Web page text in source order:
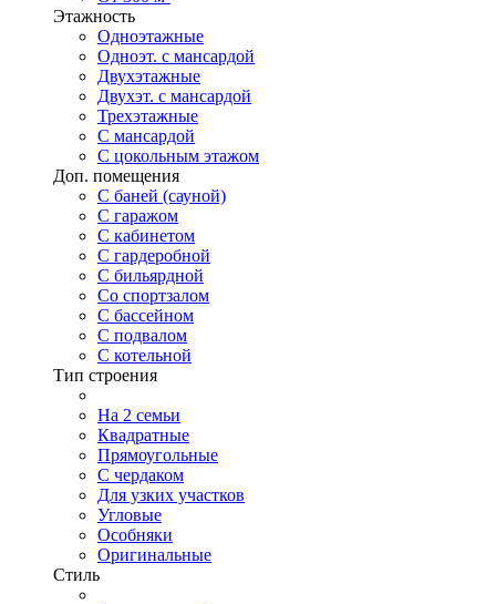
Этажность
Одноэтажные
Одноэт. с мансардой
Двухэтажные
Двухэт. с мансардой
Трехэтажные
С мансардой
С цокольным этажом
Доп. помещения
С баней (сауной)
С гаражом
С кабинетом
С гардеробной
С бильярдной
Со спортзалом
С бассейном
С подвалом
С котельной
Тип строения
На 2 семьи
Квадратные
Прямоугольные
С чердаком
Для узких участков
Угловые
Особняки
Оригинальные
Стиль